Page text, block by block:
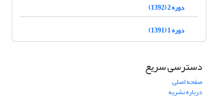
دوره 2 (1392)
دوره 1 (1391)
دسترسی سریع
صفحه اصلی
درباره نشریه